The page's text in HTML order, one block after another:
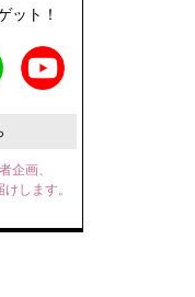
ット！
企画、
します。